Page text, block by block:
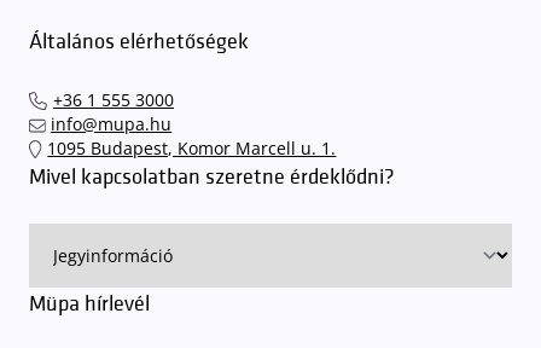
Általános elérhetőségek
+36 1 555 3000
info@mupa.hu
1095 Budapest, Komor Marcell u. 1.
Mivel kapcsolatban szeretne érdeklődni?
Müpa hírlevél